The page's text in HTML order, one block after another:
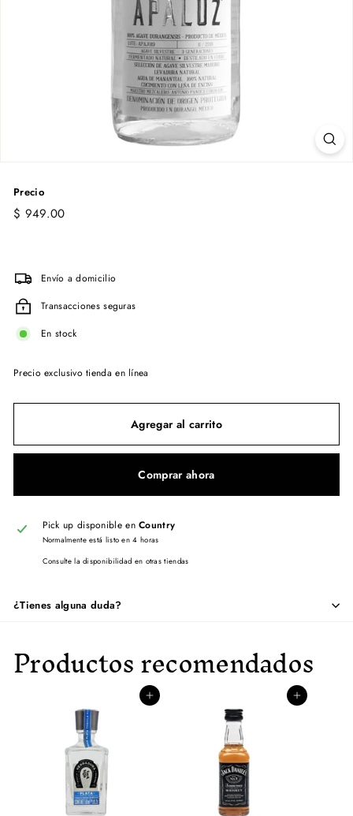
Precio
Precio
habitual
$ 949.00$
Envío a domicilio
Transacciones seguras
En stock
Precio exclusivo tienda en línea
Agregar al carrito
Comprar ahora
Pick up disponible enCountry
Normalmente está listo en 4 horas
Consulte la disponibilidad en otras tiendas
¿Tienes alguna duda?
Productos recomendados
Agregar al carrito Agregar al carrito